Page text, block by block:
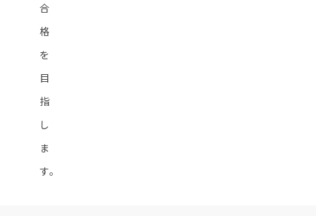
合
格
を
目
指
し
ま
す。